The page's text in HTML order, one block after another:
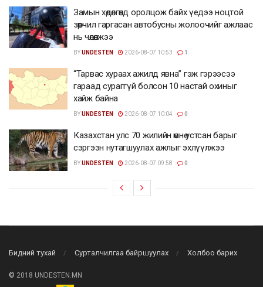
Замын хөдөлгөөнд оролцож байх үедээ ноцтой
зөрчил гаргасан автобусны жолоочийг ажлаас
нь чөлөөлжээ
BYUNDESTEN 2026-08-07 10:53 1
“Тарвас хураах ажилд явна” гэж гэрээсээ
гараад сураггүй болсон 10 настай охиныг
хайж байна
BYUNDESTEN 2026-08-07 10:04 0
Казахстан улс 70 жилийн өмнө устсан барыг
сэргээн нутагшуулах ажлыг эхлүүлжээ
BYUNDESTEN 2026-08-07 09:58 0
Бидний тухай Сурталчилгаа байршуулах Холбоо барих
© 2018 UNDESTEN.MN